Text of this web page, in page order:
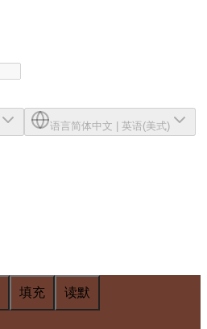
语言简体中文 | 英语(美式)
填充 读默